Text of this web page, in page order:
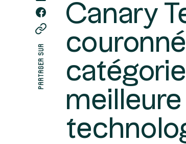
partager sur
Canary